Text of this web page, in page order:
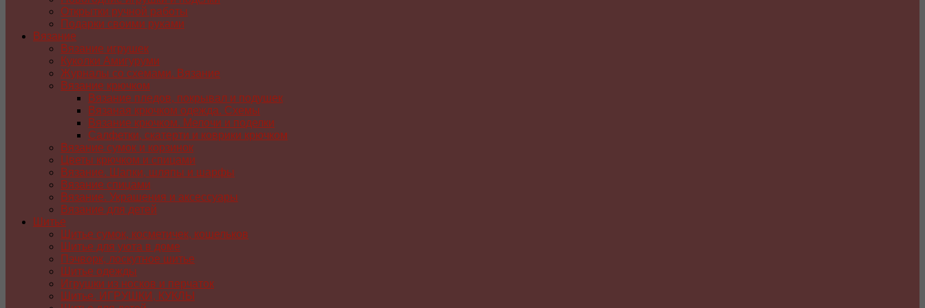
Открытки ручной работы
Подарки своими руками
Вязание
Вязание игрушек
Куколки Амигуруми
Журналы со схемами. Вязание
Вязание крючком
Вязание пледов, покрывал и подушек
Вязаная крючком одежда. Схемы
Вязание крючком. Мелочи и поделки
Салфетки, скатерти и коврики крючком
Вязание сумок и корзинок
Цветы крючком и спицами
Вязание. Шапки, шляпы и шарфы
Вязание спицами
Вязание. Украшения и аксессуары
Вязание для детей
Шитье
Шитье сумок, косметичек, кошельков
Шитье для уюта в доме
Пэчворк, лоскутное шитье
Шитье одежды
Игрушки из носков и перчаток
Шитье. ИГРУШКИ, КУКЛЫ